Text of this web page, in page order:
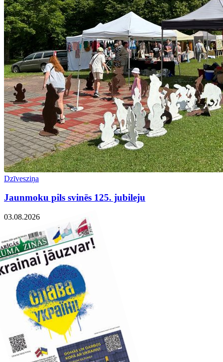
Dzīvesziņa
Jaunmoku pils svinēs 125. jubileju
03.08.2026